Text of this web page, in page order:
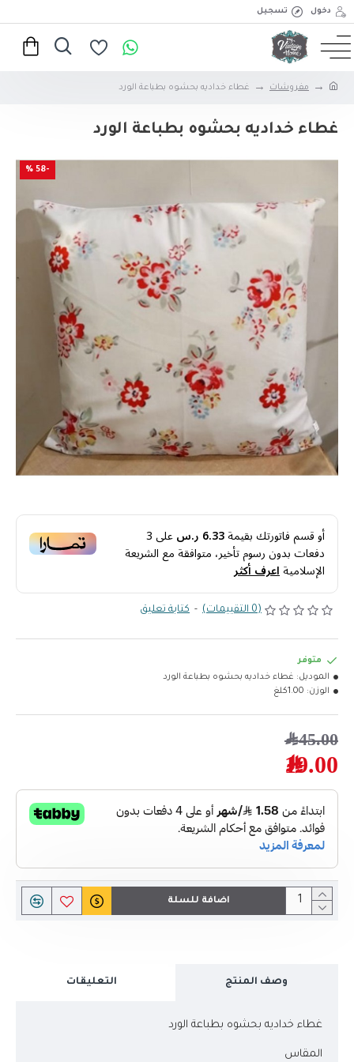
دخول تسجيل
مفروشات غطاء خداديه بحشوه بطباعة الورد
غطاء خداديه بحشوه بطباعة الورد
-58 %
أو قسم فاتورتك بقيمة6.33 ر.س على3
دفعات بدون رسوم تأخير، متوافقة مع الشريعة
الإسلاميةاعرف أكثر
(0 التقييمات) - كتابة تعليق
19.00﷼
45.00﷼
متوفر
الموديل: غطاء خداديه بحشوه بطباعة الورد
الوزن: 1.00كلغ
اضافة للسلة
وصف المنتج التعليقات
غطاء خداديه بحشوه بطباعة الورد
المقاس